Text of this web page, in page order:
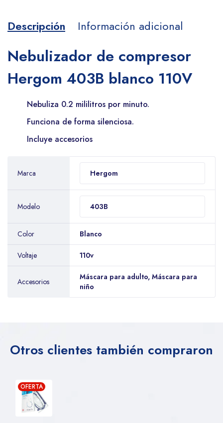
Descripción Información adicional
Nebulizador de compresor
Hergom 403B blanco 110V
Nebuliza 0.2 mililitros por minuto.
Funciona de forma silenciosa.
Incluye accesorios
Marca Hergom
Modelo 403B
Color Blanco
Voltaje 110v
Accesorios
Máscara para adulto, Máscara para
niño
Otros clientes también compraron
OFERTA